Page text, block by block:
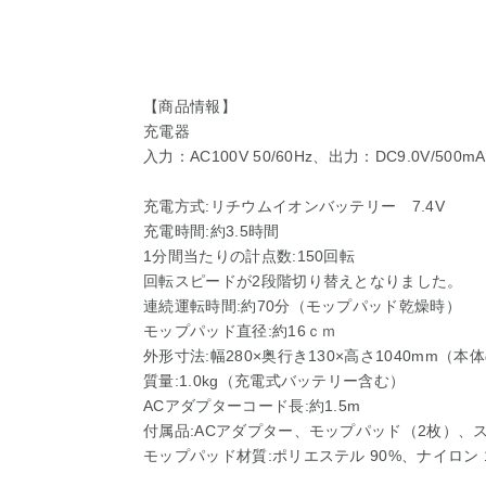
【商品情報】
充電器
入力：AC100V 50/60Hz、出力：DC9.0V/500mA
充電方式:リチウムイオンバッテリー 7.4V
充電時間:約3.5時間
1分間当たりの計点数:150回転
回転スピードが2段階切り替えとなりました。
連続運転時間:約70分（モップパッド乾燥時）
モップパッド直径:約16ｃｍ
外形寸法:幅280×奥行き130×高さ1040mm（本
質量:1.0kg（充電式バッテリー含む）
ACアダプターコード長:約1.5m
付属品:ACアダプター、モップパッド（2枚）、
モップパッド材質:ポリエステル 90%、ナイロン